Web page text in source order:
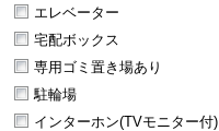
エレベーター
宅配ボックス
専用ゴミ置き場あり
駐輪場
インターホン(TVモニター付)